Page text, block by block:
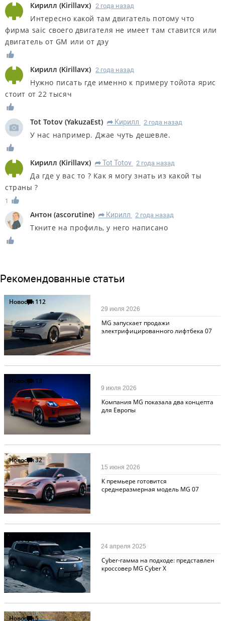
Кирилл (Kirillavx) 2 года назад
Интересно какой там двигатель потому что
фирма saic своего двигателя не имеет там ставится или
двигатель от GM или от дэу
Кирилл (Kirillavx) 2 года назад
Нужно писать где именно к примеру тойота ярис
стоит от 22 тысяч
Tot Totov (YakuzaEst) R Кирилл 2 года назад
У нас например. Джае чуть дешевле.
Кирилл (Kirillavx) R Tot Totov 2 года назад
Да где у вас то ? Как я могу знать из какой ты
страны ?
1
Антон (ascorutine) R Кирилл 2 года назад
Ткните на профиль, у него написано
Рекомендованные статьи
Новости112
MG запускает продажи
электрифицированного лифтбека 07
29 июля 2026
Новости 13
Компания MG показала два концепта
для Европы
9 июля 2026
Новости32
К премьере готовится
среднеразмерная модель MG 07
15 июня 2026
Новости14
Cyber-гамма на подходе: представлен
кроссовер MG Cyber X
24 апреля 2025
Новости5